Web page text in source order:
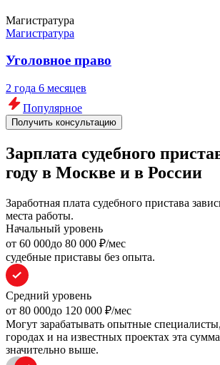
Магистратура
Магистратура
Уголовное право
2 года 6 месяцев
Популярное
Получить консультацию
Зарплата судебного
году в Москве и в России
Заработная плата судебного пристава
места работы.
Начальный уровень
oт 60 000до 80 000 ₽/мес
судебные приставы без опыта.
Средний уровень
oт 80 000до 120 000 ₽/мес
Могут зарабатывать опытные
городах и на известных проектах эта
значительно выше.